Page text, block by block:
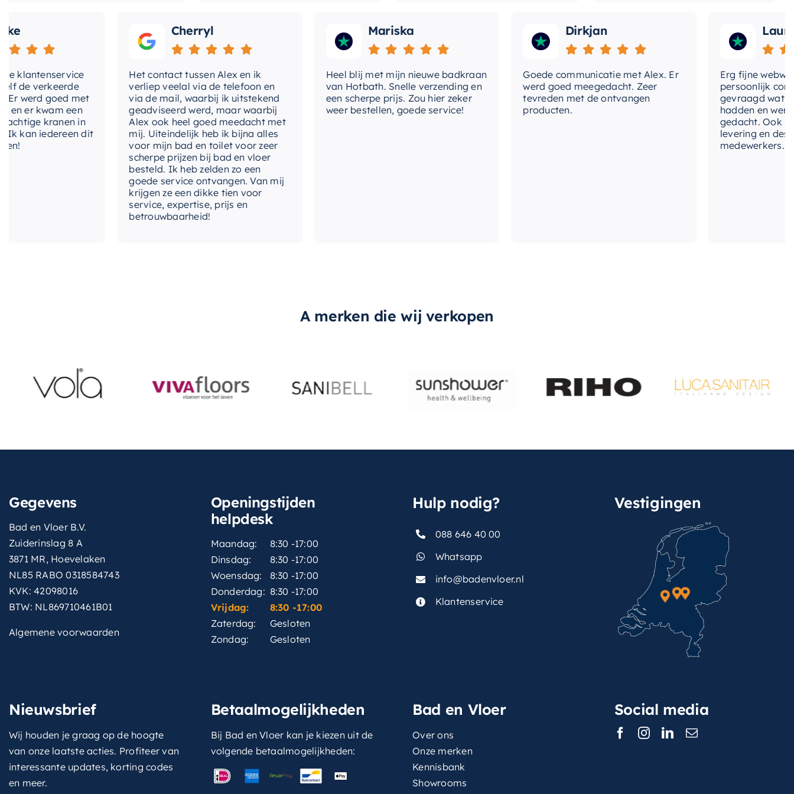
verkeerde
goed met
kwam een
kranen in
iedereen dit
Cherryl
Het contact tussen Alex en ik
verliep veelal via de telefoon en
via de mail, waarbij ik uitstekend
geadviseerd werd, maar waarbij
Alex ook heel goed meedacht met
mij. Uiteindelijk heb ik bijna alles
voor mijn bad en toilet voor zeer
scherpe prijzen bij bad en vloer
besteld. Ik heb zelden zo een
goede service ontvangen. Van mij
krijgen ze een dikke tien voor
service, expertise, prijs en
betrouwbaarheid!
Mariska
Heel blij met mijn nieuwe badkraan
van Hotbath. Snelle verzending en
een scherpe prijs. Zou hier zeker
weer bestellen, goede service!
Dirkjan
Goede communicatie met Alex. Er
werd goed meegedacht. Zeer
tevreden met de ontvangen
producten.
Laura
Erg fijne webwinkel,
persoonlijk contact
gevraagd wat we
hadden en werd
gedacht. Ook in de
levering en
medewerkers. Wij
A merken die wij verkopen
Gegevens
Bad en Vloer B.V.
Zuiderinslag 8 A
3871 MR, Hoevelaken
NL85 RABO 0318584743
KVK: 42098016
BTW: NL869710461B01
Algemene voorwaarden
Openingstijden
helpdesk
Maandag:
8:30 -17:00
Dinsdag:
8:30 -17:00
Woensdag:
8:30 -17:00
Donderdag: 8:30 -17:00
Vrijdag:
8:30 -17:00
Zaterdag:
Gesloten
Zondag:
Gesloten
Hulp nodig?
088 646 40 00
Whatsapp
info@badenvloer.nl
Klantenservice
Vestigingen
Nieuwsbrief
Wij houden je graag op de hoogte
van onze laatste acties. Profiteer van
interessante updates, korting codes
en meer.
Betaalmogelijkheden
Bij Bad en Vloer kan je kiezen uit de
volgende betaalmogelijkheden:
Bad en Vloer
Over ons
Onze merken
Kennisbank
Showrooms
Social media